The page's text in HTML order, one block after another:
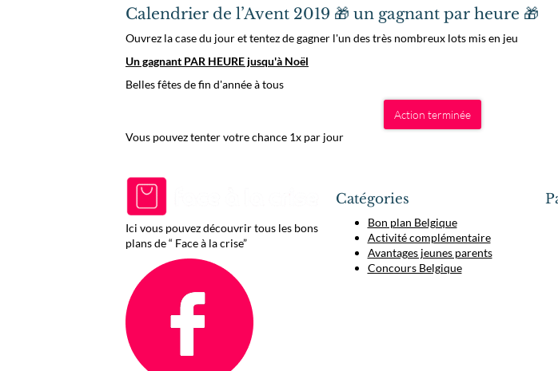
Calendrier de l’Avent 2019 🎁 un gagnant par heure 🎁
Ouvrez la case du jour et tentez de gagner l'un des très nombreux lots mis en jeu
Un gagnant PAR HEURE jusqu'à Noël
Belles fêtes de fin d'année à tous
Action terminée
Vous pouvez tenter votre chance 1x par jour
Ici vous pouvez découvrir tous les bons
plans de “ Face à la crise”
Catégories
Bon plan Belgique
Activité complémentaire
Avantages jeunes parents
Concours Belgique